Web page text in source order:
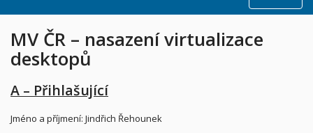
MV ČR – nasazení virtualizace
desktopů
A – Přihlašující
Jméno a příjmení: Jindřich Řehounek